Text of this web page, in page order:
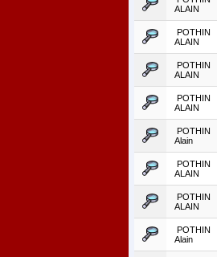
ALAIN
POTHIN
ALAIN
POTHIN
ALAIN
POTHIN
ALAIN
POTHIN
Alain
POTHIN
ALAIN
POTHIN
ALAIN
POTHIN
Alain